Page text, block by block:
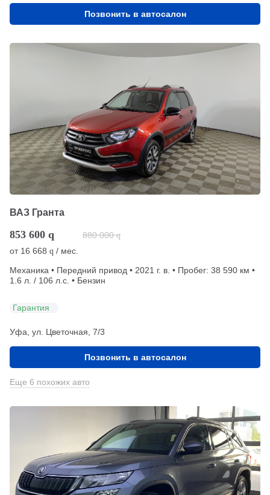
Позвонить в автосалон
ВАЗ Гранта
853 600 q 880 000 q
от 16 668 q / мес.
Механика • Передний привод • 2021 г. в. • Пробег: 38 590 км •
1.6 л. / 106 л.с. • Бензин
Гарантия
Уфа, ул. Цветочная, 7/3
Позвонить в автосалон
Еще 6 похожих авто